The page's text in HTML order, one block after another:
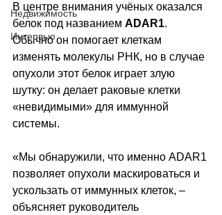
Недвижимость
Интервью
В центре внимания учёных оказался
белок под названием ADAR1.
Обычно он помогает клеткам
изменять молекулы РНК, но в случае
опухоли этот белок играет злую
шутку: он делает раковые клетки
«невидимыми» для иммунной
системы.
«Мы обнаружили, что именно ADAR1
позволяет опухоли маскироваться и
ускользать от иммунных клеток, –
объясняет руководитель